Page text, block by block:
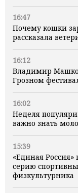
16:47
Почему кошки
рассказала
16:12
Владимир
Грозном
16:02
Неделя
важно знать
15:39
«Единая Россия»
серию
физкультурника